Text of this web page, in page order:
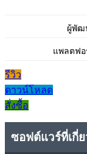
ผู้พัฒ
แพลตฟอ
รีวิว
ดาวน์โหลด
สั่งซื้อ
ซอฟต์แวร์ที่เกี่